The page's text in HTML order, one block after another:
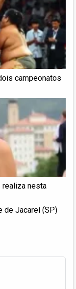
campeonatos
realiza nesta
de Jacareí (SP)